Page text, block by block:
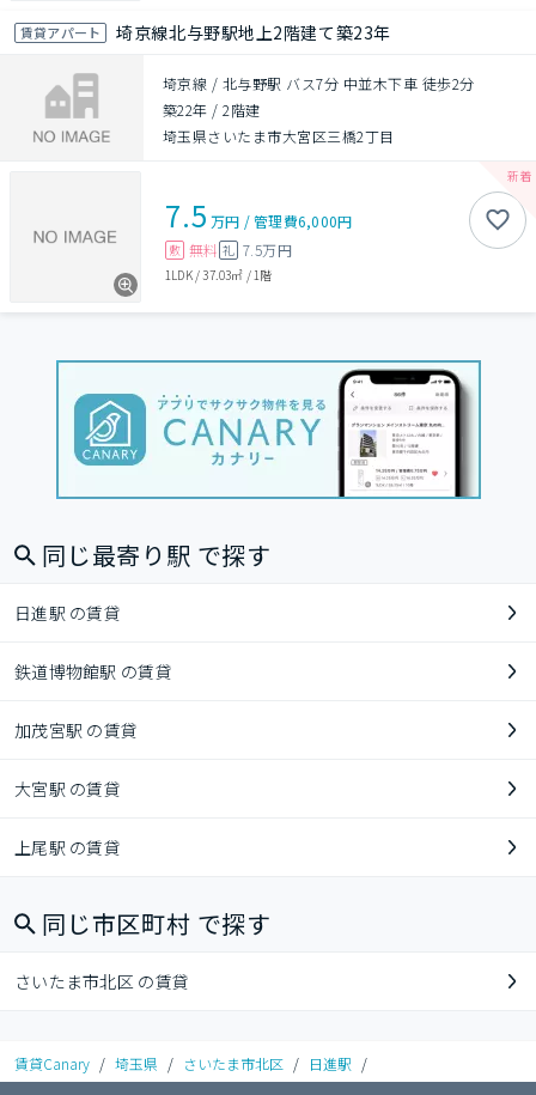
賃貸アパート 埼京線北与野駅地上2階建て築23年
埼京線 / 北与野駅 バス7分 中並木下車 徒歩2分
築22年 /2階建
埼玉県さいたま市大宮区三橋2丁目
7.5 万円 /管理費6,000円
敷 無料 礼 7.5万円
1LDK/37.03㎡ / 1階
同じ最寄り駅 で探す
日進駅 の賃貸
鉄道博物館駅 の賃貸
加茂宮駅 の賃貸
大宮駅 の賃貸
上尾駅 の賃貸
同じ市区町村 で探す
さいたま市北区 の賃貸
賃貸Canary / 埼玉県 / さいたま市北区 / 日進駅 /